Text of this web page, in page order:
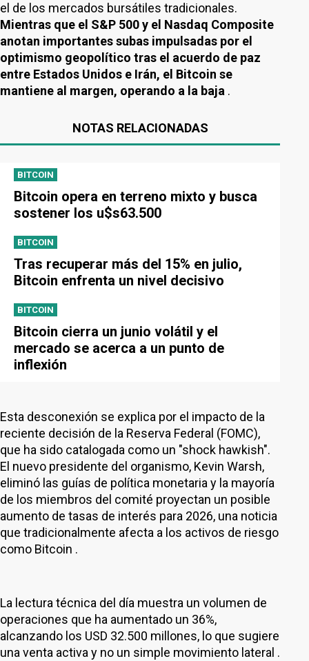
el de los mercados bursátiles tradicionales.
Mientras que el S&P 500 y el Nasdaq Composite
anotan importantes subas impulsadas por el
optimismo geopolítico tras el acuerdo de paz
entre Estados Unidos e Irán, el Bitcoin se
mantiene al margen, operando a la baja .
NOTAS RELACIONADAS
BITCOIN
Bitcoin opera en terreno mixto y busca
sostener los u$s63.500
BITCOIN
Tras recuperar más del 15% en julio,
Bitcoin enfrenta un nivel decisivo
BITCOIN
Bitcoin cierra un junio volátil y el
mercado se acerca a un punto de
inflexión
Esta desconexión se explica por el impacto de la
reciente decisión de la Reserva Federal (FOMC),
que ha sido catalogada como un "shock hawkish".
El nuevo presidente del organismo, Kevin Warsh,
eliminó las guías de política monetaria y la mayoría
de los miembros del comité proyectan un posible
aumento de tasas de interés para 2026, una noticia
que tradicionalmente afecta a los activos de riesgo
como Bitcoin .
La lectura técnica del día muestra un volumen de
operaciones que ha aumentado un 36%,
alcanzando los USD 32.500 millones, lo que sugiere
una venta activa y no un simple movimiento lateral .